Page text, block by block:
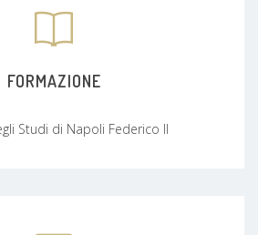
FORMAZIONE
Studi di Napoli Federico II